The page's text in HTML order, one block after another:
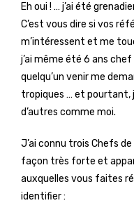
Eh oui ! … j’ai été
C’est vous dire si vos
m’intéressent et me
j’ai même été 6 ans
quelqu’un venir me
tropiques … et pourtant,
d’autres comme moi.
J’ai connu trois Chefs de
façon très forte et
auxquelles vous faites
identifier :